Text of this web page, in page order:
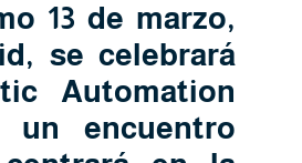
13 de marzo,
se celebrará
Automation
un encuentro